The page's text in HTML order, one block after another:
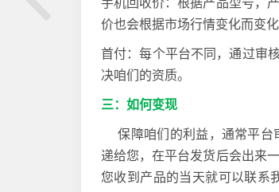
价也会根据市场行情变化而变化
首付：每个平台不同，通过审
决咱们的资质。
三：如何变现
保障咱们的利益，通常平台
递给您，在平台发货后会出来
您收到产品的当天就可以联系